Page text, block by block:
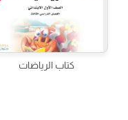
كتاب الرياضات